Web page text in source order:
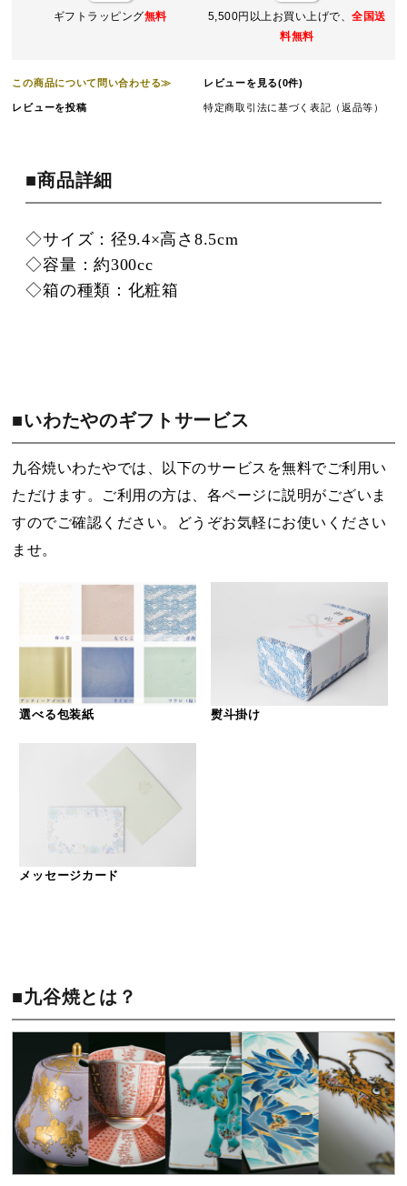
ギフトラッピング無料 5,500円以上お買い上げで、全国送
料無料
この商品について問い合わせる≫ レビューを見る(0件)
レビューを投稿 特定商取引法に基づく表記（返品等）
■商品詳細
◇サイズ：径9.4×高さ8.5cm
◇容量：約300cc
◇箱の種類：化粧箱
■いわたやのギフトサービス
九谷焼いわたやでは、以下のサービスを無料でご利用い
ただけます。ご利用の方は、各ページに説明がございま
すのでご確認ください。どうぞお気軽にお使いください
ませ。
選べる包装紙 熨斗掛け
メッセージカード
■九谷焼とは？